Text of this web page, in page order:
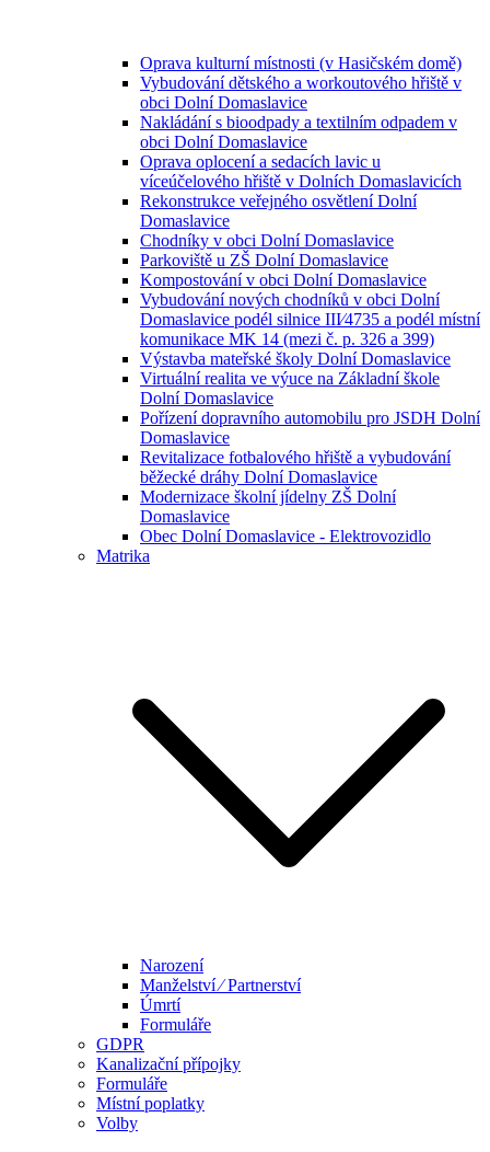
Oprava kulturní místnosti (v Hasičském domě)
Vybudování dětského a workoutového hřiště v
obci Dolní Domaslavice
Nakládání s bioodpady a textilním odpadem v
obci Dolní Domaslavice
Oprava oplocení a sedacích lavic u
víceúčelového hřiště v Dolních Domaslavicích
Rekonstrukce veřejného osvětlení Dolní
Domaslavice
Chodníky v obci Dolní Domaslavice
Parkoviště u ZŠ Dolní Domaslavice
Kompostování v obci Dolní Domaslavice
Vybudování nových chodníků v obci Dolní
Domaslavice podél silnice III⁄4735 a podél místní
komunikace MK 14 (mezi č. p. 326 a 399)
Výstavba mateřské školy Dolní Domaslavice
Virtuální realita ve výuce na Základní škole
Dolní Domaslavice
Pořízení dopravního automobilu pro JSDH Dolní
Domaslavice
Revitalizace fotbalového hřiště a vybudování
běžecké dráhy Dolní Domaslavice
Modernizace školní jídelny ZŠ Dolní
Domaslavice
Obec Dolní Domaslavice - Elektrovozidlo
Matrika
Narození
Manželství ⁄ Partnerství
Úmrtí
Formuláře
GDPR
Kanalizační přípojky
Formuláře
Místní poplatky
Volby